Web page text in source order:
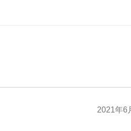
2021年6